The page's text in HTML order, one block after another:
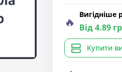
🔥 Вигідніше
Від 4.89
Купити